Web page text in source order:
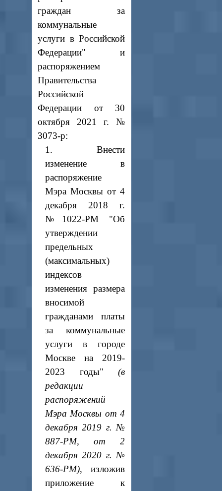
граждан за
коммунальные
услуги в Российской
Федерации" и
распоряжением
Правительства
Российской
Федерации от 30
октября 2021 г. №
3073-р:
1. Внести
изменение в
распоряжение
Мэра Москвы от 4
декабря 2018 г.
№1022-РМ "Об
утверждении
предельных
(максимальных)
индексов
изменения размера
вносимой
гражданами платы
за коммунальные
услуги в городе
Москве на 2019-
2023 годы" (в
редакции
распоряжений
Мэра Москвы от 4
декабря 2019 г. №
887-РМ, от 2
декабря 2020 г. №
636-РМ), изложив
приложение к